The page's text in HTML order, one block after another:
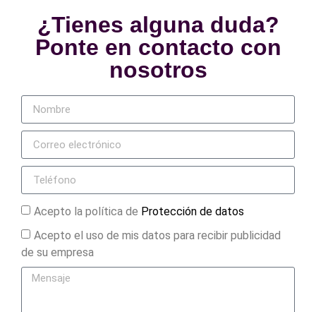
¿Tienes alguna duda?
Ponte en contacto con
nosotros
Acepto la política de Protección de datos
Acepto el uso de mis datos para recibir publicidad
de su empresa